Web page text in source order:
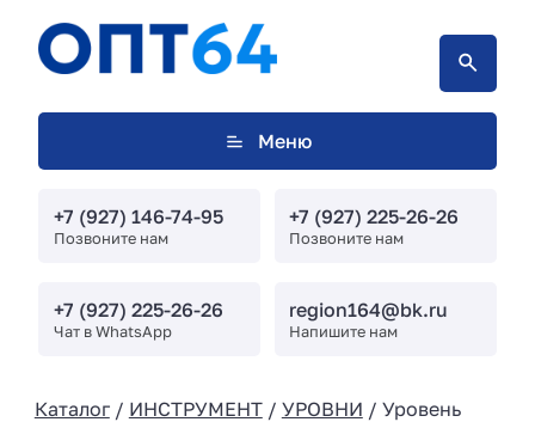
Меню
+7 (927) 146-74-95
Позвоните нам
+7 (927) 225-26-26
Позвоните нам
+7 (927) 225-26-26
Чат в WhatsApp
region164@bk.ru
Напишите нам
Каталог/ ИНСТРУМЕНТ/ УРОВНИ / Уровень